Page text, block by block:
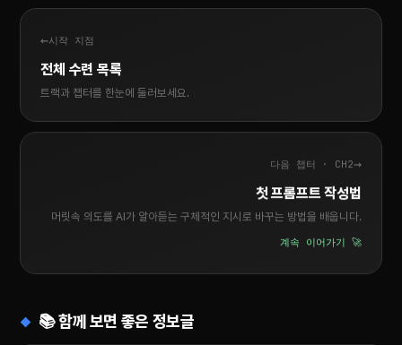
←시작 지점
전체 수련 목록
트랙과 챕터를 한눈에 둘러보세요.
다음 챕터 · CH2→
첫 프롬프트 작성법
머릿속 의도를 AI가 알아듣는 구체적인 지시로 바꾸는 방법을 배웁니다.
계속 이어가기 🚀
📚 함께 보면 좋은 정보글